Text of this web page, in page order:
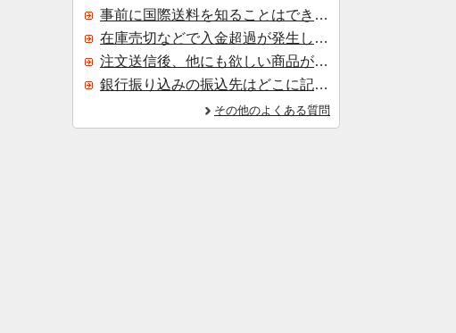
事前に国際送料を知ることはできますか？
在庫売切などで入金超過が発生した場合はいつ返金されますか？
注文送信後、他にも欲しい商品が見つかった場合、追加注文できますか？
銀行振り込みの振込先はどこに記載されていますか？
その他のよくある質問